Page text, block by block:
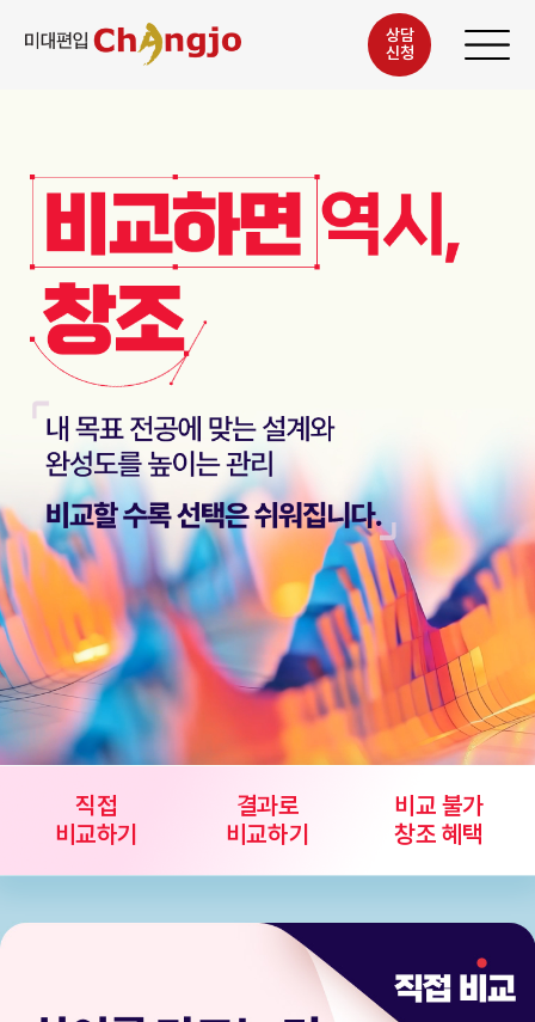
상담
신청
직접
비교하기
결과로
비교하기
비교 불가
창조 혜택